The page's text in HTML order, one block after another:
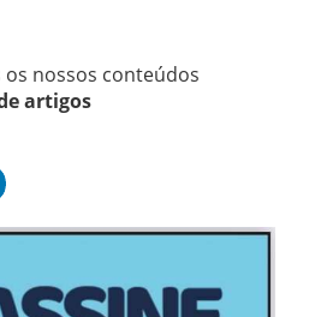
nossos conteúdos
artigos